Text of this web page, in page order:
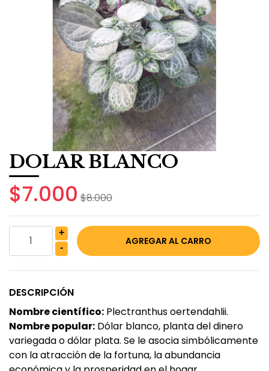
DOLAR BLANCO
$7.000 $8.000
+
-
DESCRIPCIÓN
Nombre científico: Plectranthus oertendahlii.
Nombre popular: Dólar blanco, planta del dinero
variegada o dólar plata. Se le asocia simbólicamente
con la atracción de la fortuna, la abundancia